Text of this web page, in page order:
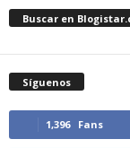
Buscar en
Síguenos
1,396 Fans